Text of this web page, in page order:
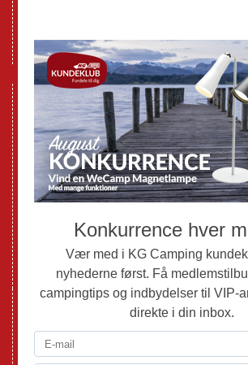
GPDR - Optagelse af foto og video
Nye Campingvogne
Nye Autocampere og Vans
Brugte Campingvogne
Brugte Autocampere og Vans
Webshop
Mortens Campingtips
KG Camping Kundeklub
Nyheder
Adria
Adria Autocampere